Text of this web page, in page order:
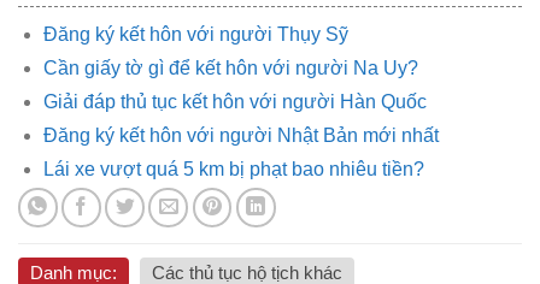
Đăng ký kết hôn với người Thụy Sỹ
Cần giấy tờ gì để kết hôn với người Na Uy?
Giải đáp thủ tục kết hôn với người Hàn Quốc
Đăng ký kết hôn với người Nhật Bản mới nhất
Lái xe vượt quá 5 km bị phạt bao nhiêu tiền?
Danh mục: Các thủ tục hộ tịch khác